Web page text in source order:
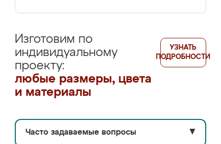
Изготовим по
индивидуальному
проекту:
любые размеры, цвета
и материалы
УЗНАТЬ
ПОДРОБНОСТИ
Часто задаваемые вопросы ▼